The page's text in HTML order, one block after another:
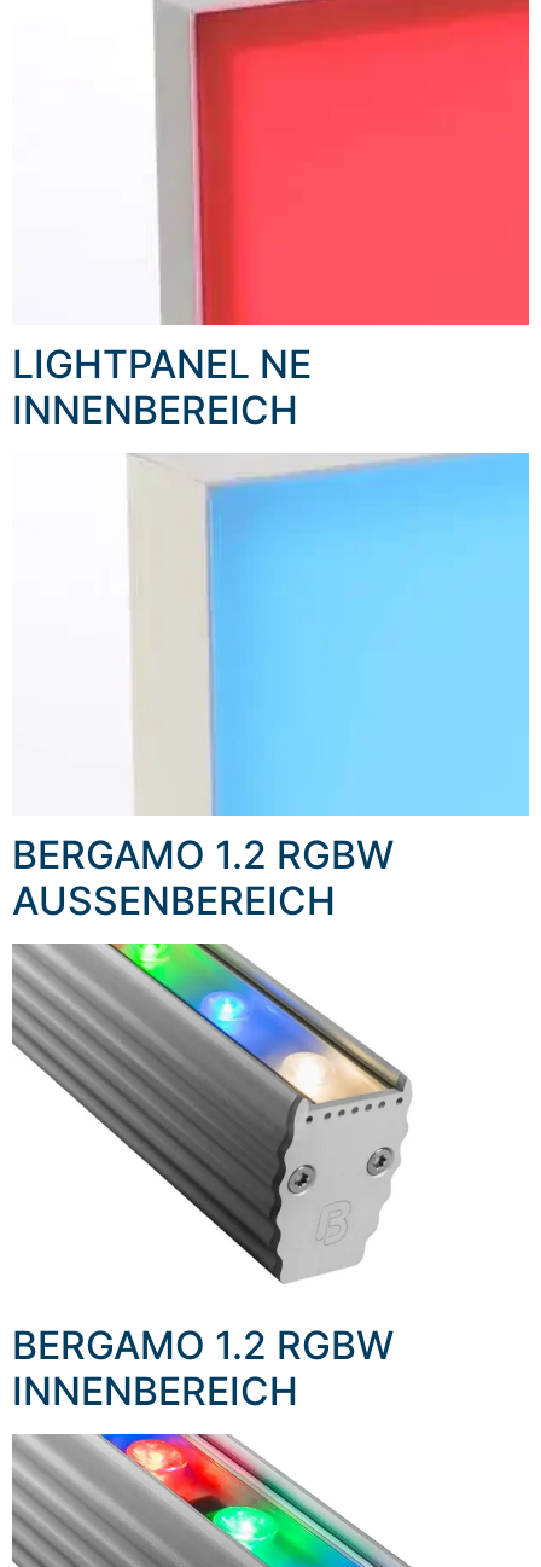
LIGHTPANEL NE
INNENBEREICH
BERGAMO 1.2 RGBW
AUSSENBEREICH
BERGAMO 1.2 RGBW
INNENBEREICH